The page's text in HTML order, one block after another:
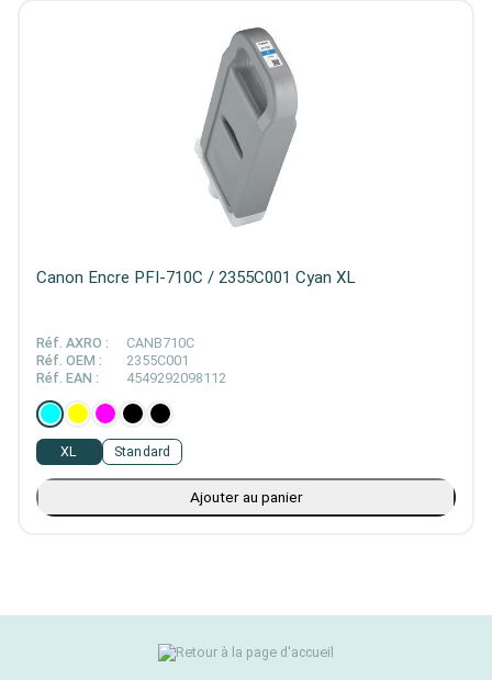
Canon Encre PFI-710C / 2355C001 Cyan XL
Réf. AXRO :
CANB710C
Réf. OEM :
2355C001
Réf. EAN :
4549292098112
XL Standard
Ajouter au panier